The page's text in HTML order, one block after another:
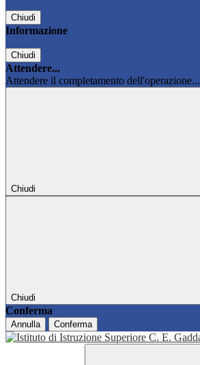
Chiudi
Informazione
Chiudi
Attendere...
Attendere il completamento dell'operazione...
Chiudi
Chiudi
Conferma
Annulla Conferma